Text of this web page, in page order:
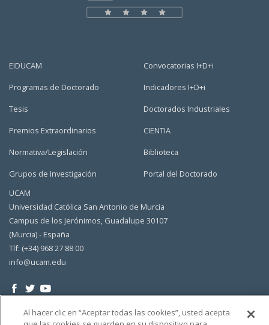
EIDUCAM
Programas de Doctorado
Tesis
Premios Extraordinarios
Normativa/Legislación
Grupos de Investigación
Convocatorias I+D+i
Indicadores I+D+i
Doctorados Industriales
CIENTIA
Biblioteca
Portal del Doctorado
UCAM
Universidad Católica San Antonio de Murcia
Campus de los Jerónimos, Guadalupe 30107
(Murcia) - España
Tlf: (+34) 968 27 88 00
info@ucam.edu
Al hacer clic en “Aceptar todas las cookies”, usted acepta